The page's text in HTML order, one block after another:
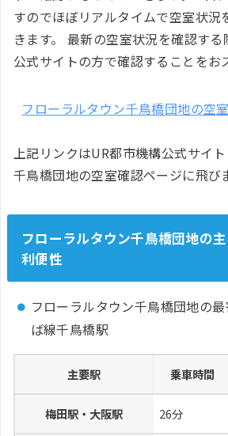
すのでほぼリアルタイムで空室状況
きます。 最新の空室状況を確認す
公式サイトの方で確認することをお
フローラルタウン千鳥橋団地の空
上記リンクはUR都市機構公式サイ
千鳥橋団地の空室確認ページに飛び
フローラルタウン千鳥橋団地の
利便性
フローラルタウン千鳥橋団地の
ば線千鳥橋駅
主要駅 乗車時間
梅田駅・大阪駅 26分